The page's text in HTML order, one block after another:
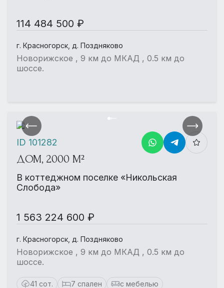
114 484 500 ₽
г. Красногорск, д. Поздняково
Новорижское , 9 км до МКАД , 0.5 км до
шоссе.
ДОМ, 2000 М²
В коттеджном поселке «Никольская
Слобода»
1 563 224 600 ₽
г. Красногорск, д. Поздняково
Новорижское , 9 км до МКАД , 0.5 км до
шоссе.
41 сот. 7 спален
с мебелью
ID 101282